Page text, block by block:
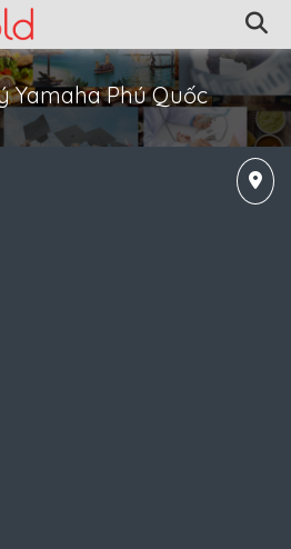
Yamaha Phú Quốc